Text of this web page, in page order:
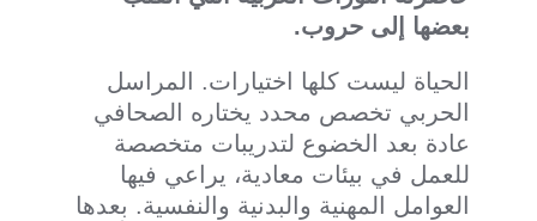
بعضها إلى حروب.
الحياة ليست كلها اختيارات. المراسل
الحربي تخصص محدد يختاره الصحافي
عادة بعد الخضوع لتدريبات متخصصة
للعمل في بيئات معادية، يراعي فيها
العوامل المهنية والبدنية والنفسية. بعدها